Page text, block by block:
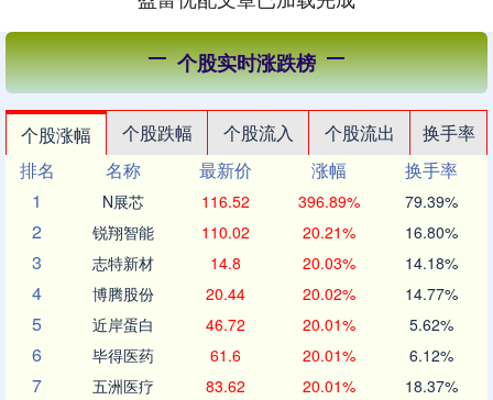
个股实时涨跌榜
个股涨幅 个股跌幅 个股流入 个股流出
换手率
排名
名称 最新价 涨幅
换手率
1
N展芯 116.52 396.89% 79.39%
2 锐翔智能 110.02 20.21% 16.80%
3 志特新材 14.8 20.03% 14.18%
4 博腾股份 20.44 20.02% 14.77%
5 近岸蛋白 46.72 20.01% 5.62%
6 毕得医药 61.6 20.01% 6.12%
7 五洲医疗 83.62 20.01% 18.37%